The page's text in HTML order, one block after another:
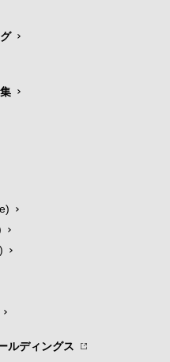
ルディングス